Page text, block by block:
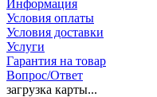
Информация
Условия оплаты
Условия доставки
Услуги
Гарантия на товар
Вопрос/Ответ
загрузка карты...